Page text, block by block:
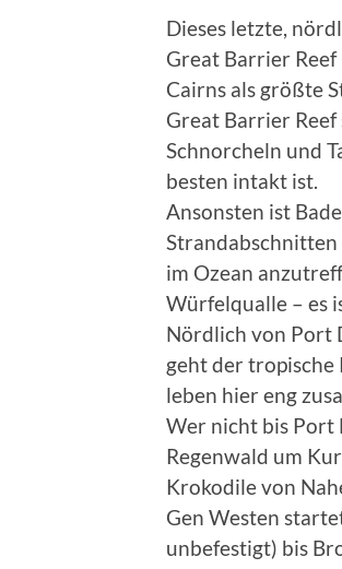
Dieses letzte,
Great Barrier Reef
Cairns als größte
Great Barrier
Schnorcheln und
besten intakt ist.
Ansonsten ist
Strandabschnitten
im Ozean
Würfelqualle – es
Nördlich von Port
geht der tropische
leben hier eng
Wer nicht bis Port
Regenwald um
Krokodile von
Gen Westen
unbefestigt) bis